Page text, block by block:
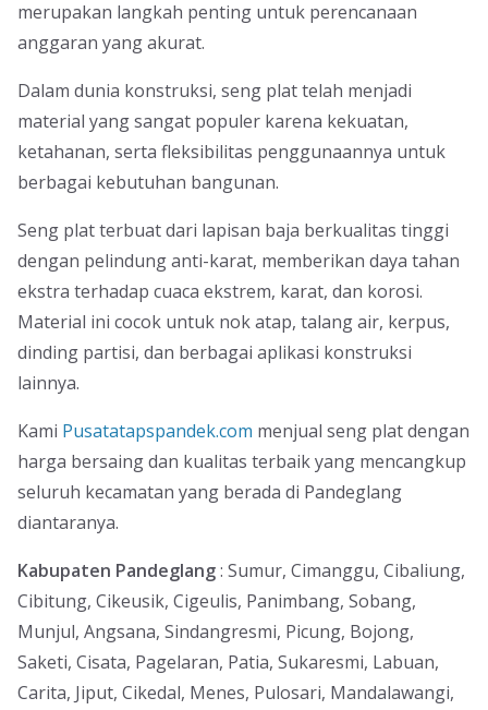
merupakan langkah penting untuk perencanaan
anggaran yang akurat.
Dalam dunia konstruksi, seng plat telah menjadi
material yang sangat populer karena kekuatan,
ketahanan, serta fleksibilitas penggunaannya untuk
berbagai kebutuhan bangunan.
Seng plat terbuat dari lapisan baja berkualitas tinggi
dengan pelindung anti-karat, memberikan daya tahan
ekstra terhadap cuaca ekstrem, karat, dan korosi.
Material ini cocok untuk nok atap, talang air, kerpus,
dinding partisi, dan berbagai aplikasi konstruksi
lainnya.
Kami Pusatatapspandek.com menjual seng plat dengan
harga bersaing dan kualitas terbaik yang mencangkup
seluruh kecamatan yang berada di Pandeglang
diantaranya.
Kabupaten Pandeglang: Sumur, Cimanggu, Cibaliung,
Cibitung, Cikeusik, Cigeulis, Panimbang, Sobang,
Munjul, Angsana, Sindangresmi, Picung, Bojong,
Saketi, Cisata, Pagelaran, Patia, Sukaresmi, Labuan,
Carita, Jiput, Cikedal, Menes, Pulosari, Mandalawangi,